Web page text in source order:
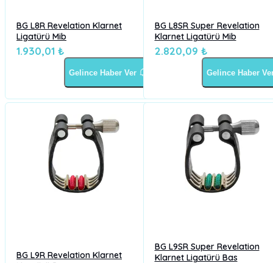
BG L8R Revelation Klarnet
Ligatürü Mib
1.930,01 ₺
Gelince Haber Ver
BG L8SR Super Revelation
Klarnet Ligatürü Mib
2.820,09 ₺
Gelince Haber
BG L9R Revelation Klarnet
BG L9SR Super Revelation
Klarnet Ligatürü Bas